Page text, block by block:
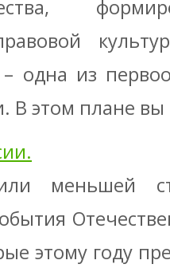
– одна из
В этом плане вы
меньшей
этому году